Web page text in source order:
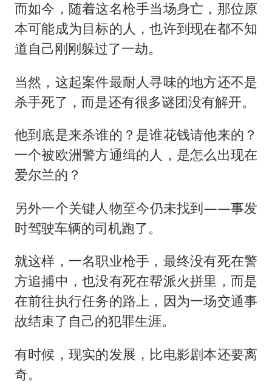
而如今，随着这名枪手当场身亡，那位原
本可能成为目标的人，也许到现在都不知
道自己刚刚躲过了一劫。
当然，这起案件最耐人寻味的地方还不是
杀手死了，而是还有很多谜团没有解开。
他到底是来杀谁的？是谁花钱请他来的？
一个被欧洲警方通缉的人，是怎么出现在
爱尔兰的？
另外一个关键人物至今仍未找到——事发
时驾驶车辆的司机跑了。
就这样，一名职业枪手，最终没有死在警
方追捕中，也没有死在帮派火拼里，而是
在前往执行任务的路上，因为一场交通事
故结束了自己的犯罪生涯。
有时候，现实的发展，比电影剧本还要离
奇。